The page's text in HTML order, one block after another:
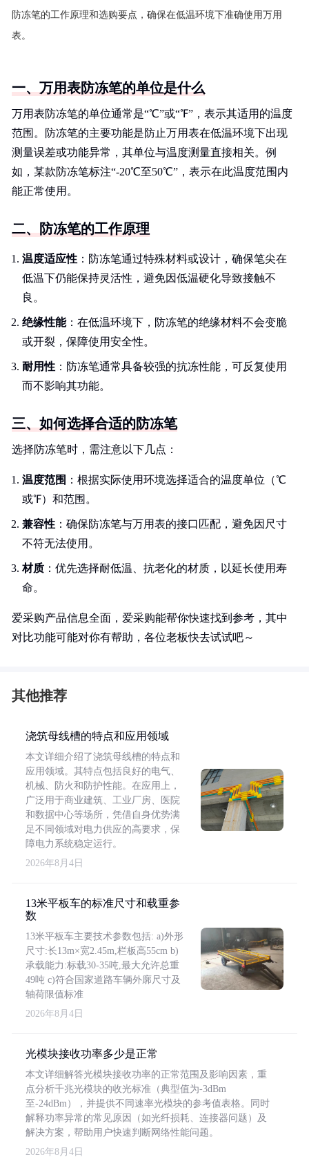
防冻笔的工作原理和选购要点，确保在低温环境下准确使用万用
表。
一、万用表防冻笔的单位是什么
万用表防冻笔的单位通常是“℃”或“℉”，表示其适用的温度
范围。防冻笔的主要功能是防止万用表在低温环境下出现
测量误差或功能异常，其单位与温度测量直接相关。例
如，某款防冻笔标注“-20℃至50℃”，表示在此温度范围内
能正常使用。
二、防冻笔的工作原理
温度适应性 ：防冻笔通过特殊材料或设计，确保笔尖在
低温下仍能保持灵活性，避免因低温硬化导致接触不
良。
绝缘性能：在低温环境下，防冻笔的绝缘材料不会变脆
或开裂，保障使用安全性。
耐用性 ：防冻笔通常具备较强的抗冻性能，可反复使用
而不影响其功能。
三、如何选择合适的防冻笔
选择防冻笔时，需注意以下几点：
温度范围 ：根据实际使用环境选择适合的温度单位（℃
或℉）和范围。
兼容性 ：确保防冻笔与万用表的接口匹配，避免因尺寸
不符无法使用。
材质 ：优先选择耐低温、抗老化的材质，以延长使用寿
命。
爱采购产品信息全面，爱采购能帮你快速找到参考，其中
对比功能可能对你有帮助，各位老板快去试试吧～
其他推荐
浇筑母线槽的特点和应用领域
本文详细介绍了浇筑母线槽的特点和
应用领域。其特点包括良好的电气、
机械、防火和防护性能。在应用上，
广泛用于商业建筑、工业厂房、医院
和数据中心等场所，凭借自身优势满
足不同领域对电力供应的高要求，保
障电力系统稳定运行。
2026年8月4日
13米平板车的标准尺寸和载重参
数
13米平板车主要技术参数包括: a)外形
尺寸:长13m×宽2.45m,栏板高55cm b)
承载能力:标载30-35吨,最大允许总重
49吨 c)符合国家道路车辆外廓尺寸及
轴荷限值标准
2026年8月4日
光模块接收功率多少是正常
本文详细解答光模块接收功率的正常范围及影响因素，重
点分析千兆光模块的收光标准（典型值为-3dBm
至-24dBm），并提供不同速率光模块的参考值表格。同时
解释功率异常的常见原因（如光纤损耗、连接器问题）及
解决方案，帮助用户快速判断网络性能问题。
2026年8月4日